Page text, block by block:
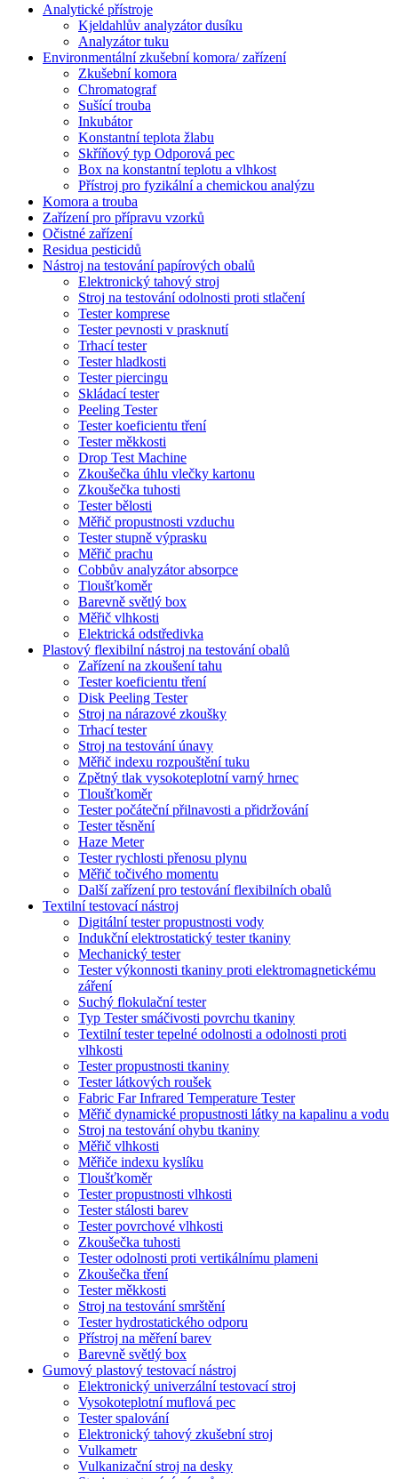
Analytické přístroje
Kjeldahlův analyzátor dusíku
Analyzátor tuku
Environmentální zkušební komora/ zařízení
Zkušební komora
Chromatograf
Sušící trouba
Inkubátor
Konstantní teplota žlabu
Skříňový typ Odporová pec
Box na konstantní teplotu a vlhkost
Přístroj pro fyzikální a chemickou analýzu
Komora a trouba
Zařízení pro přípravu vzorků
Očistné zařízení
Residua pesticidů
Nástroj na testování papírových obalů
Elektronický tahový stroj
Stroj na testování odolnosti proti stlačení
Tester komprese
Tester pevnosti v prasknutí
Trhací tester
Tester hladkosti
Tester piercingu
Skládací tester
Peeling Tester
Tester koeficientu tření
Tester měkkosti
Drop Test Machine
Zkoušečka úhlu vlečky kartonu
Zkoušečka tuhosti
Tester bělosti
Měřič propustnosti vzduchu
Tester stupně výprasku
Měřič prachu
Cobbův analyzátor absorpce
Tloušťkoměr
Barevně světlý box
Měřič vlhkosti
Elektrická odstředivka
Plastový flexibilní nástroj na testování obalů
Zařízení na zkoušení tahu
Tester koeficientu tření
Disk Peeling Tester
Stroj na nárazové zkoušky
Trhací tester
Stroj na testování únavy
Měřič indexu rozpouštění tuku
Zpětný tlak vysokoteplotní varný hrnec
Tloušťkoměr
Tester počáteční přilnavosti a přidržování
Tester těsnění
Haze Meter
Tester rychlosti přenosu plynu
Měřič točivého momentu
Další zařízení pro testování flexibilních obalů
Textilní testovací nástroj
Digitální tester propustnosti vody
Indukční elektrostatický tester tkaniny
Mechanický tester
Tester výkonnosti tkaniny proti elektromagnetickému
záření
Suchý flokulační tester
Typ Tester smáčivosti povrchu tkaniny
Textilní tester tepelné odolnosti a odolnosti proti
vlhkosti
Tester propustnosti tkaniny
Tester látkových roušek
Fabric Far Infrared Temperature Tester
Měřič dynamické propustnosti látky na kapalinu a vodu
Stroj na testování ohybu tkaniny
Měřič vlhkosti
Měřiče indexu kyslíku
Tloušťkoměr
Tester propustnosti vlhkosti
Tester stálosti barev
Tester povrchové vlhkosti
Zkoušečka tuhosti
Tester odolnosti proti vertikálnímu plameni
Zkoušečka tření
Tester měkkosti
Stroj na testování smrštění
Tester hydrostatického odporu
Přístroj na měření barev
Barevně světlý box
Gumový plastový testovací nástroj
Elektronický univerzální testovací stroj
Vysokoteplotní muflová pec
Tester spalování
Elektronický tahový zkušební stroj
Vulkametr
Vulkanizační stroj na desky